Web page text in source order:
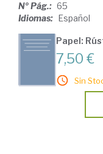
Nº Pág.: 65
Idiomas: Español
Papel:
7,50 €
Sin